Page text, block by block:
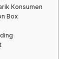
Konsumen
Box